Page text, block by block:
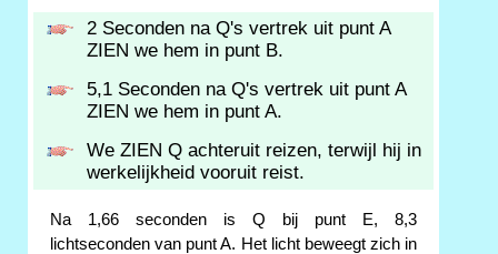
2 Seconden na Q's vertrek uit punt A
ZIEN we hem in punt B.
5,1 Seconden na Q's vertrek uit punt A
ZIEN we hem in punt A.
We ZIEN Q achteruit reizen, terwijl hij in
werkelijkheid vooruit reist.
Na 1,66 seconden is Q bij punt E, 8,3
lichtseconden van punt A. Het licht beweegt zich in